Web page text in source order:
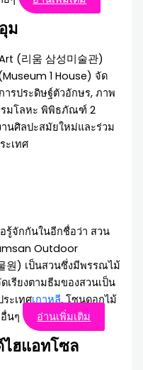
ม
(리움 삼성미술관)
1 House) จัด
ารประดิษฐ์ตัวอักษร, ภาพ
รมโลหะ พิพิธภัณฑ์ 2
นศิลปะสมัยใหม่และร่วม
ะเทศ
จักกันในอีกชื่อว่า สวน
Outdoor
원) เป็นสวนซึ่งมีพรรณไม้
รียงตามธีมของสวนเป็น
ะเทศเกาหลี, โซนดอกไม้
อื่นๆ
อ่านเพิ่มเติม
ฮแอทโซล